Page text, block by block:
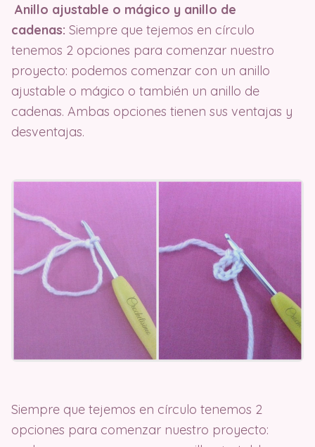
Anillo ajustable o mágico y anillo de
cadenas: Siempre que tejemos en círculo
tenemos 2 opciones para comenzar nuestro
proyecto: podemos comenzar con un anillo
ajustable o mágico o también un anillo de
cadenas. Ambas opciones tienen sus ventajas y
desventajas.
Siempre que tejemos en círculo tenemos 2
opciones para comenzar nuestro proyecto: